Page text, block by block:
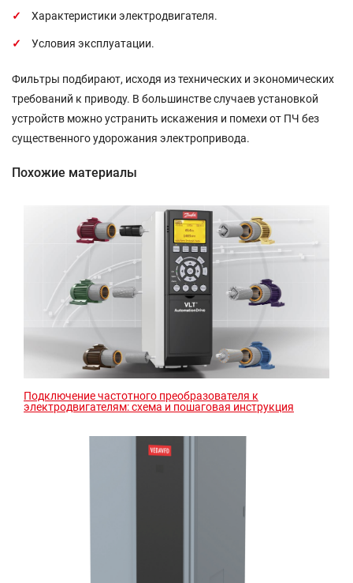
Характеристики электродвигателя.
Условия эксплуатации.
Фильтры подбирают, исходя из технических и экономических
требований к приводу. В большинстве случаев установкой
устройств можно устранить искажения и помехи от ПЧ без
существенного удорожания электропривода.
Похожие материалы
Подключение частотного преобразователя к
электродвигателям: схема и пошаговая инструкция